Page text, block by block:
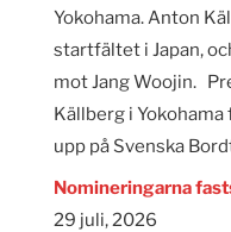
Yokohama. Anton
startfältet i Japan,
mot Jang Woojin.
Källberg i
upp på Svenska
Nomineringarna
29 juli, 2026